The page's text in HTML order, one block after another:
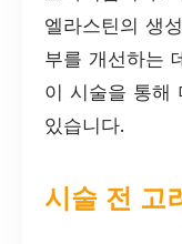
엘라스틴의 생
부를 개선하는
이 시술을 통해
있습니다.
시술 전 고